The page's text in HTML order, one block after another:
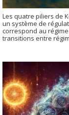
Les quatre piliers de
un système de
correspond au
transitions entre